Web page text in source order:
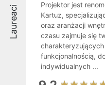
Laureaci
Projektor jest
Kartuz,
oraz aranżacji
czasu zajmuje się
funkcjonalnością,
indywidualnych ...